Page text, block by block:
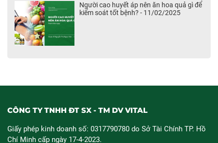
Người cao huyết áp nên ăn hoa quả gì để
kiểm soát tốt bệnh? - 11/02/2025
CÔNG TY TNHH ĐT SX - TM DV VITAL
Giấy phép kinh doanh số: 0317790780 do Sở Tài Chính TP. Hồ
Chí Minh cấp ngày 17-4-2023.